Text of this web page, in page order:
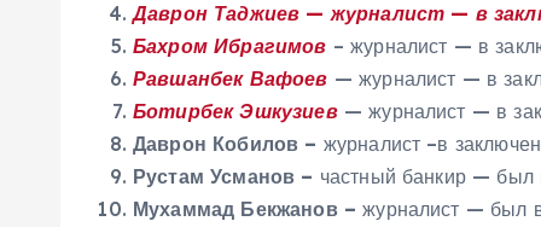
Даврон Таджиев — журналист — в
Бахром Ибрагимов – журналист — в
Равшанбек Вафоев — журналист — в
Ботирбек Эшкузиев— журналист — в
Даврон Кобилов – журналист –в
Рустам Усманов – частный банкир — был
Мухаммад Бекжанов –журналист — был